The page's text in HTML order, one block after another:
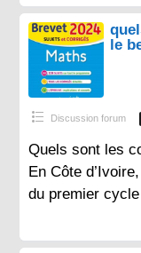
le
Discussion forum
Quels sont les
En Côte
du premier